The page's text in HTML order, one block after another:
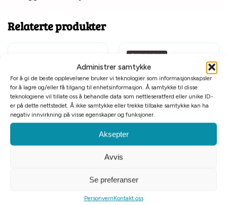
Administrer samtykke
For å gi de beste opplevelsene bruker vi teknologier som informasjonskapsler
for å lagre og/eller få tilgang til enhetsinformasjon. Å samtykke til disse
teknologiene vil tillate oss å behandle data som nettleseratferd eller unike ID-
er på dette nettstedet. Å ikke samtykke eller trekke tilbake samtykke kan ha
negativ innvirkning på visse egenskaper og funksjoner.
Aksepter
Avvis
Se preferanser
PersonvernKontakt oss
Relaterte produkter
Core Cat Selects Flaked tunfisk
Billigkroken
Kvantumsrabatt
Feline Porta21 tunfisk og aloe